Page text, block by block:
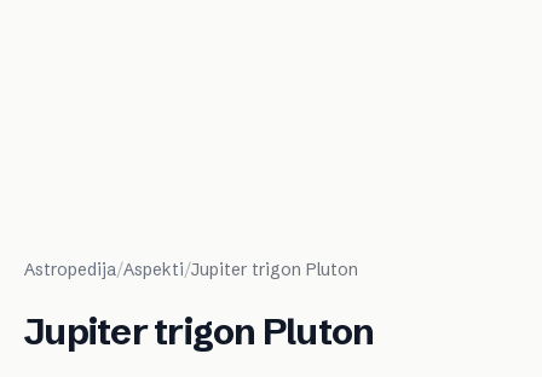
Astropedija/Aspekti/Jupiter trigon Pluton
Jupiter trigon Pluton